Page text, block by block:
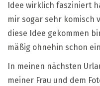
Idee wirklich fasziniert
mir sogar sehr komisch
diese Idee gekommen
mäßig ohnehin schon
In meinen nächsten
meiner Frau und dem